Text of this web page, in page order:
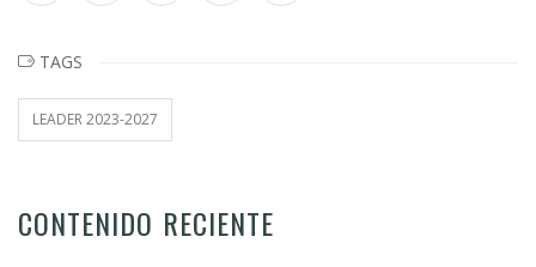
TAGS
LEADER 2023-2027
CONTENIDO RECIENTE